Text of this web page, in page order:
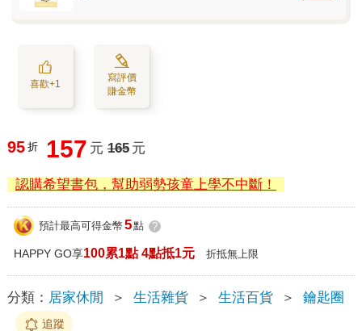
喜歡+1
寫評價
賺金幣
95 折 157 元 165 元
認購希望書包，幫助弱勢孩童上學不中斷！
預計最高可得金幣 5點 ?
HAPPY GO享100累1點 4點抵1元 折抵無上限
分類： 居家休閒 ＞ 生活雜貨 ＞ 生活百貨 ＞ 鑰匙圈
追蹤